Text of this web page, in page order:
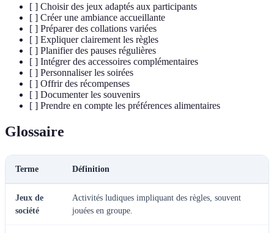
[ ] Choisir des jeux adaptés aux participants
[ ] Créer une ambiance accueillante
[ ] Préparer des collations variées
[ ] Expliquer clairement les règles
[ ] Planifier des pauses régulières
[ ] Intégrer des accessoires complémentaires
[ ] Personnaliser les soirées
[ ] Offrir des récompenses
[ ] Documenter les souvenirs
[ ] Prendre en compte les préférences alimentaires
Glossaire
Terme Définition
Jeux de
société
Activités ludiques impliquant des règles, souvent
jouées en groupe.